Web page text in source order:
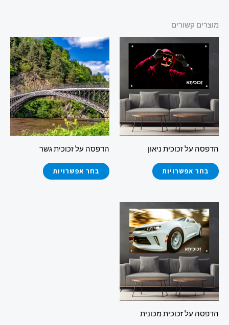
מוצרים קשורים
הדפסה על זכוכית ניאון
בחר אפשרויות
למוצר
זה
יש
סוגים.
ניתן
לבחור
האפשרויות
בעמוד
הדפסה על זכוכית גשר
בחר אפשרויות
למוצר
זה
יש
מספר
סוגים.
ניתן
לבחור
האפשרויות
בעמוד
הדפסה על זכוכית מכונית
למוצר
זה
יש
מספר
סוגים.
ניתן
לבחור
האפשרויות